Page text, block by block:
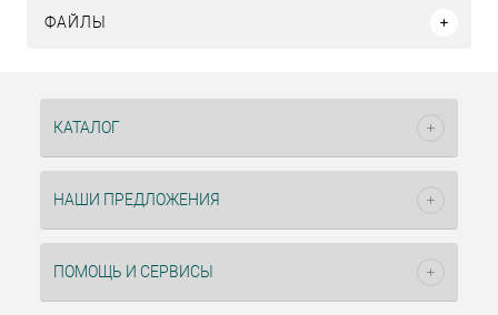
ФАЙЛЫ
КАТАЛОГ
НАШИ ПРЕДЛОЖЕНИЯ
ПОМОЩЬ И СЕРВИСЫ